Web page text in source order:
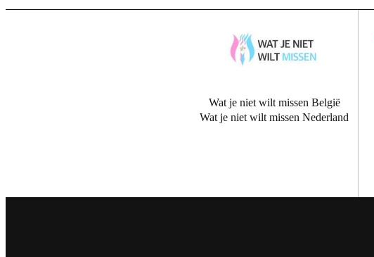
Wat je niet wilt missen België
Wat je niet wilt missen Nederland